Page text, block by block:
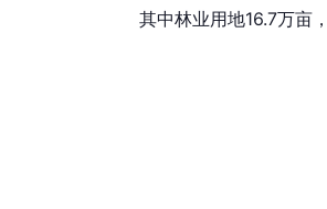
其中林业用地16.7万亩